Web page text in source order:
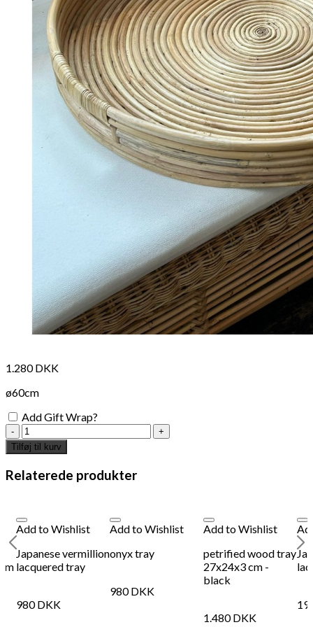
DKK Tilføj til kurv
Se kurvKasse
1.280DKK
ø60cm
Add Gift Wrap?
rattan
round
serving
tray
ø60cm
Tilføj til kurv
Relaterede produkter
Add to Wishlist
Japanese vermillion
lacquered tray
980DKK
Add to Wishlist
onyx tray
980DKK
Add to Wishlist
petrified wood tray
27x24x3 cm -
black
1.480DKK